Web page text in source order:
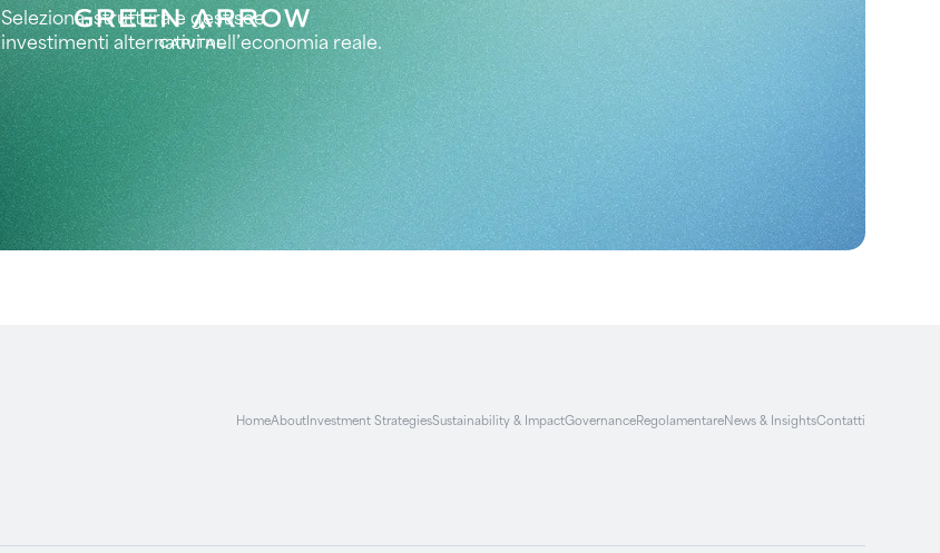
Seleziona, struttura e gestisce
investimenti alternativi nell’economia reale.
HomeAboutInvestment StrategiesSustainability & ImpactGovernanceRegolamentareNews & InsightsContatti